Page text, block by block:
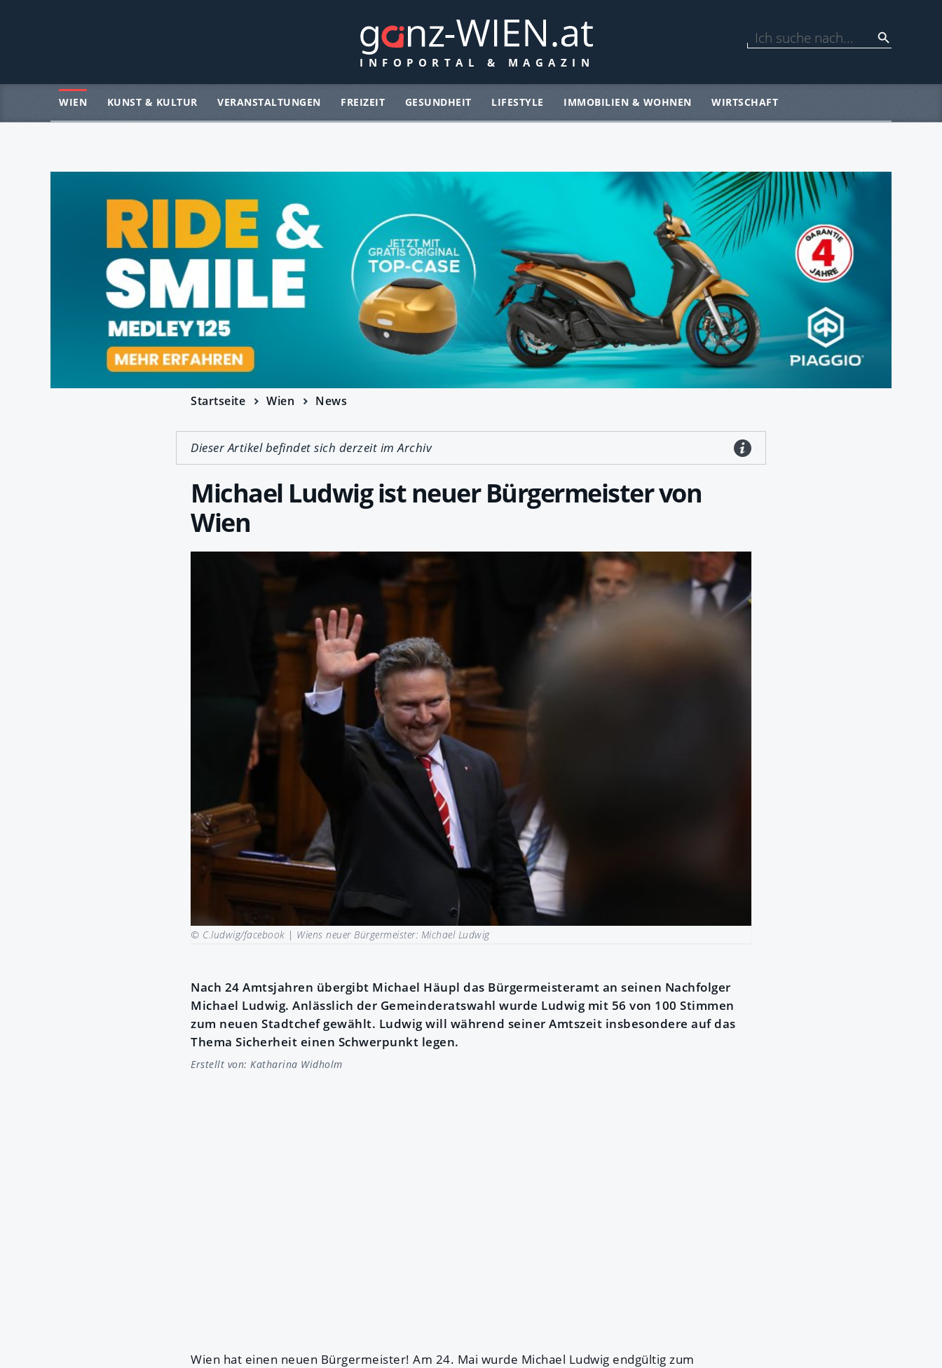
WIEN KUNST & KULTUR VERANSTALTUNGEN FREIZEIT GESUNDHEIT LIFESTYLE IMMOBILIEN & WOHNEN WIRTSCHAFT
Startseite Wien News
Dieser Artikel befindet sich derzeit im Archiv
Michael Ludwig ist neuer Bürgermeister von
Wien
© C.ludwig/facebook | Wiens neuer Bürgermeister: Michael Ludwig
Nach 24 Amtsjahren übergibt Michael Häupl das Bürgermeisteramt an seinen Nachfolger
Michael Ludwig. Anlässlich der Gemeinderatswahl wurde Ludwig mit 56 von 100 Stimmen
zum neuen Stadtchef gewählt. Ludwig will während seiner Amtszeit insbesondere auf das
Thema Sicherheit einen Schwerpunkt legen.
Erstellt von: Katharina Widholm
Wien hat einen neuen Bürgermeister! Am 24. Mai wurde Michael Ludwig endgültig zum